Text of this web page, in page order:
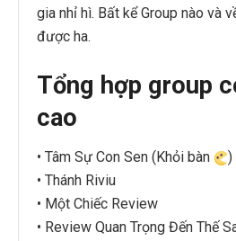
gia nhỉ hì. Bất kể Group nào và
được ha.
Tổng hợp group
cao
• Tâm Sự Con Sen (Khỏi bàn
)
• Thánh Riviu
• Một Chiếc Review
• Review Quan Trọng Đến Thế